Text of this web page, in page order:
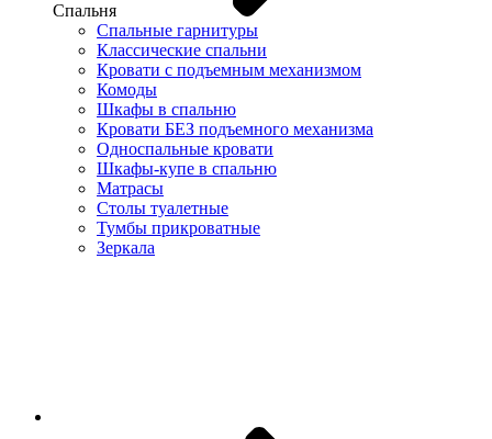
Спальня
Спальные гарнитуры
Классические спальни
Кровати с подъемным механизмом
Комоды
Шкафы в спальню
Кровати БЕЗ подъемного механизма
Односпальные кровати
Шкафы-купе в спальню
Матрасы
Столы туалетные
Тумбы прикроватные
Зеркала